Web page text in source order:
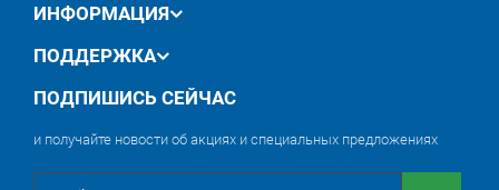
ИНФОРМАЦИЯ
ПОДДЕРЖКА
ПОДПИШИСЬ СЕЙЧАС
и получайте новости об акциях и специальных предложениях